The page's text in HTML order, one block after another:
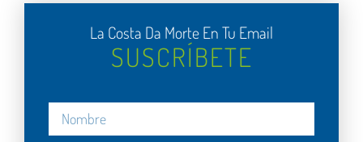
La Costa Da Morte En Tu Email
SUSCRÍBETE